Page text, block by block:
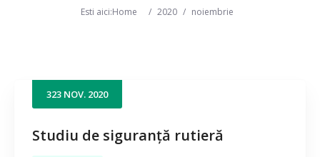
Caută
Esti aici:Home / 2020 / noiembrie
323 NOV. 2020
Studiu de siguranță rutieră